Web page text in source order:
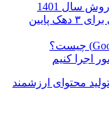
سال 1401
“وزیر ارتباطات” اینترنت رایگان دائمی برای ۳ دهک پایین
اجرا کنیم